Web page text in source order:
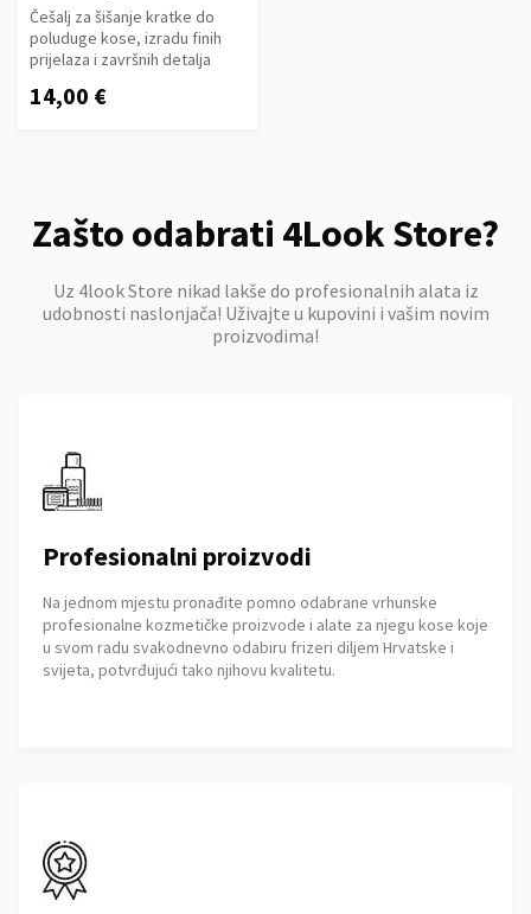
Češalj za šišanje kratke do
poluduge kose, izradu finih
prijelaza i završnih detalja
14,00 €
Zašto odabrati 4Look Store?
Uz 4look Store nikad lakše do profesionalnih alata iz
udobnosti naslonjača! Uživajte u kupovini i vašim novim
proizvodima!
Profesionalni proizvodi
Na jednom mjestu pronađite pomno odabrane vrhunske
profesionalne kozmetičke proizvode i alate za njegu kose koje
u svom radu svakodnevno odabiru frizeri diljem Hrvatske i
svijeta, potvrđujući tako njihovu kvalitetu.